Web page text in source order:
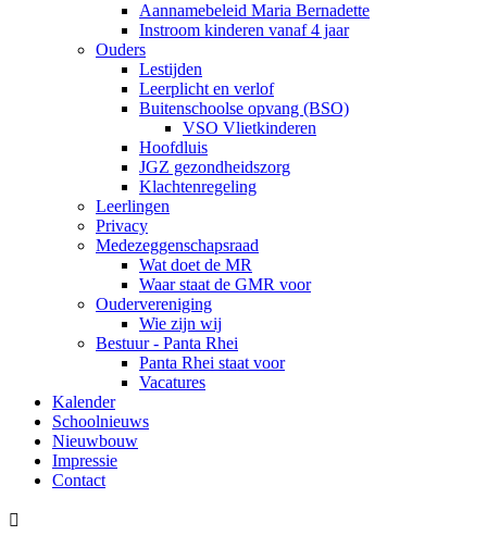
Aannamebeleid Maria Bernadette
Instroom kinderen vanaf 4 jaar
Ouders
Lestijden
Leerplicht en verlof
Buitenschoolse opvang (BSO)
VSO Vlietkinderen
Hoofdluis
JGZ gezondheidszorg
Klachtenregeling
Leerlingen
Privacy
Medezeggenschapsraad
Wat doet de MR
Waar staat de GMR voor
Oudervereniging
Wie zijn wij
Bestuur - Panta Rhei
Panta Rhei staat voor
Vacatures
Kalender
Schoolnieuws
Nieuwbouw
Impressie
Contact
